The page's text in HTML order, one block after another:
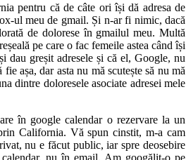
pentru că de câte ori își dă adresa de
ul meu de gmail. Și n-ar fi nimic, dacă
de dolorese în gmailul meu. Multă
pe care o fac femeile astea când își
dau greșit adresele și că el, Google, nu
așa, dar asta nu mă scutește să nu mă
dintre doloresele asociate adresei mele
în google calendar o rezervare la un
California. Vă spun cinstit, m-a cam
nu e făcut public, iar spre deosebire
nu în email. Am googălit-o pe